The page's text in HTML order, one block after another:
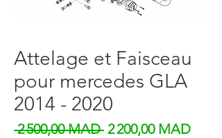
Attelage et Faisceau
pour mercedes GLA
2014 - 2020
2 500,00 MAD Prix original
2 200,00 MADPrix